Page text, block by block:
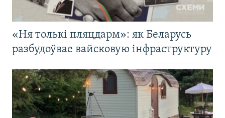
«Ня толькі пляцдарм»: як Беларусь
разбудоўвае вайсковую інфраструктуру